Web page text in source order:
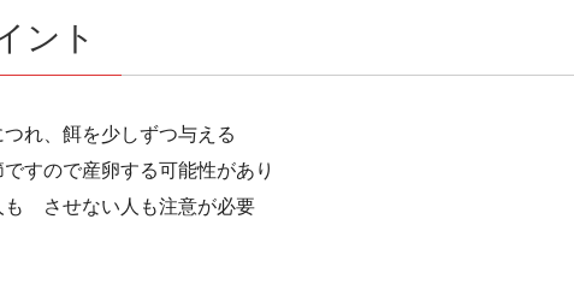
ント
れ、餌を少しずつ与える
すので産卵する可能性があり
も させない人も注意が必要